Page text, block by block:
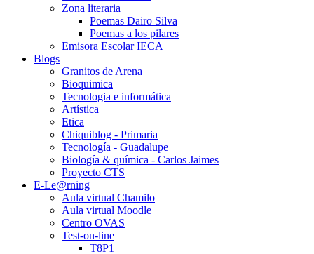
Zona literaria
Poemas Dairo Silva
Poemas a los pilares
Emisora Escolar IECA
Blogs
Granitos de Arena
Bioquimica
Tecnologia e informática
Artística
Etica
Chiquiblog - Primaria
Tecnología - Guadalupe
Biología & química - Carlos Jaimes
Proyecto CTS
E-Le@rning
Aula virtual Chamilo
Aula virtual Moodle
Centro OVAS
Test-on-line
T8P1